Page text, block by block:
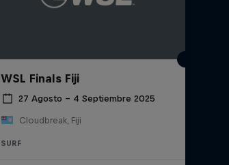
WSL Finals Fiji
27 Agosto – 4 Septiembre 2025
Cloudbreak, Fiji
SURF